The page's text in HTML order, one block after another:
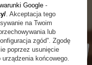
Google -
. Akceptacja tego
na Twoim
lub
zgód”. Zgodę
poprzez usunięcie
końcowego.